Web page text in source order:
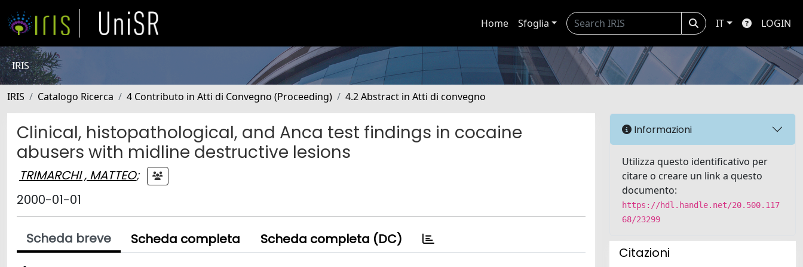
Home Sfoglia IT LOGIN
IRIS
IRIS Catalogo Ricerca 4 Contributo in Atti di Convegno (Proceeding) 4.2 Abstract in Atti di convegno
Clinical, histopathological, and Anca test findings in cocaine
abusers with midline destructive lesions
TRIMARCHI , MATTEO;
2000-01-01
Scheda breve Scheda completa Scheda completa (DC)
Informazioni
Utilizza questo identificativo per
citare o creare un link a questo
documento:
https://hdl.handle.net/20.500.117
68/23299
Citazioni